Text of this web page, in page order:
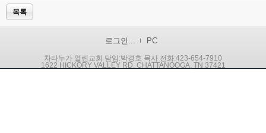
목록
로그인... PC
차타누가 열린교회 담임:박경호 목사 전화:423-654-7910
1622 HICKORY VALLEY RD. CHATTANOOGA, TN 37421